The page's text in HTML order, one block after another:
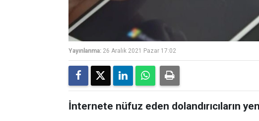
Yayınlanma: 26 Aralık 2021 Pazar 17:02
İnternete nüfuz eden dolandırıcıların